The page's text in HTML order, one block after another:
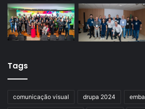
Tags
comunicação visual drupa 2024